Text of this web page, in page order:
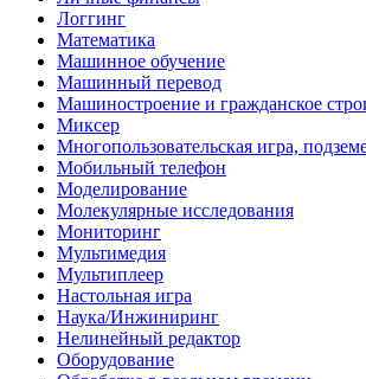
Логгинг
Математика
Машинное обучение
Машинный перевод
Машиностроение и гражданское
Миксер
Многопользовательская игра,
Мобильный телефон
Моделирование
Молекулярные исследования
Мониторинг
Мультимедия
Мультиплеер
Настольная игра
Наука/Инжиниринг
Нелинейный редактор
Оборудование